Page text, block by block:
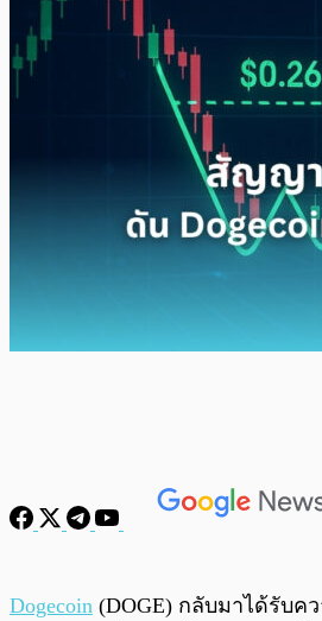
Dogecoin (DOGE) กลับมาได้รับค